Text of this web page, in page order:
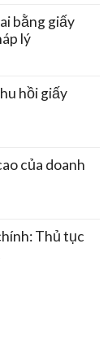
bằng giấy
lý
hồi giấy
của doanh
Thủ tục